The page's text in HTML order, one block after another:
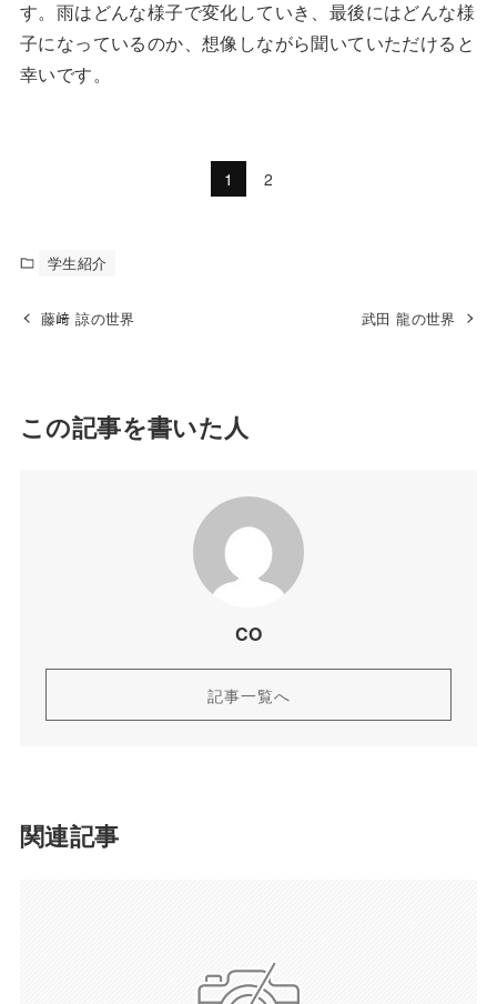
す。雨はどんな様子で変化していき、最後にはどんな様
子になっているのか、想像しながら聞いていただけると
幸いです。
1 2
学生紹介
藤﨑 諒の世界 武田 龍の世界
この記事を書いた人
CO
記事一覧へ
関連記事